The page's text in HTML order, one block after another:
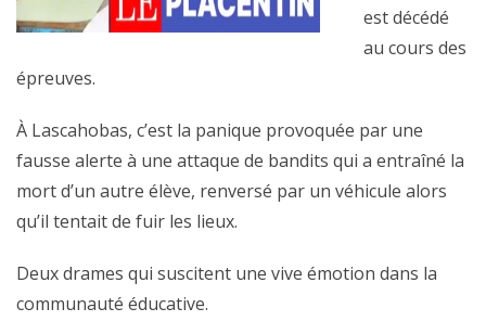
est décédé
au cours des
épreuves.
À Lascahobas, c’est la panique provoquée par une
fausse alerte à une attaque de bandits qui a entraîné la
mort d’un autre élève, renversé par un véhicule alors
qu’il tentait de fuir les lieux.
Deux drames qui suscitent une vive émotion dans la
communauté éducative.